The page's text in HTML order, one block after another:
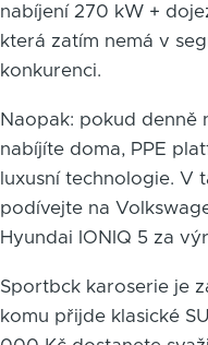
nabíjení 270 kW +
která zatím nemá v
konkurenci.
Naopak: pokud denně
nabíjíte doma, PPE
luxusní technologie. V
podívejte na
Hyundai IONIQ 5 za
Sportbck karoserie je
komu přijde klasické